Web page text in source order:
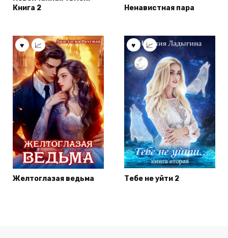
Книга 2
Ненавистная пара
Желтоглазая ведьма Тебе не уйти 2